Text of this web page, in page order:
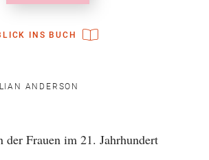
INS BUCH
ANDERSON
der Frauen im 21. Jahrhundert